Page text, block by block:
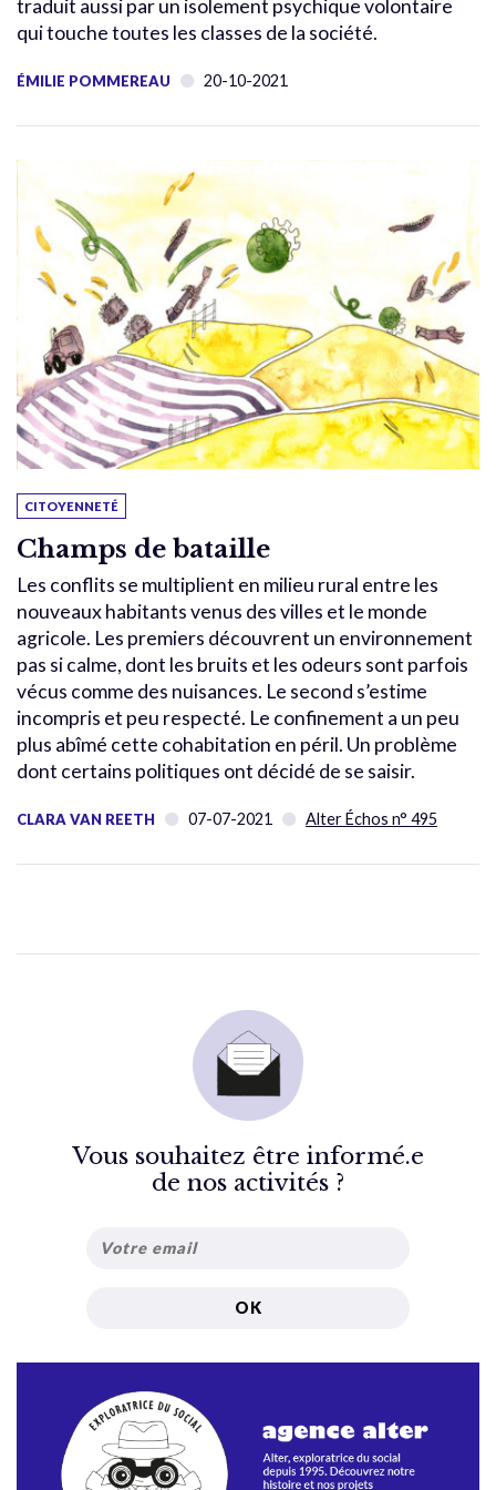
traduit aussi par un isolement psychique volontaire
qui touche toutes les classes de la société.
ÉMILIE POMMEREAU 20-10-2021
CITOYENNETÉ
Champs de bataille
Les conflits se multiplient en milieu rural entre les
nouveaux habitants venus des villes et le monde
agricole. Les premiers découvrent un environnement
pas si calme, dont les bruits et les odeurs sont parfois
vécus comme des nuisances. Le second s’estime
incompris et peu respecté. Le confinement a un peu
plus abîmé cette cohabitation en péril. Un problème
dont certains politiques ont décidé de se saisir.
CLARA VAN REETH 07-07-2021 Alter Échos n° 495
Vous souhaitez être informé.e
de nos activités ?